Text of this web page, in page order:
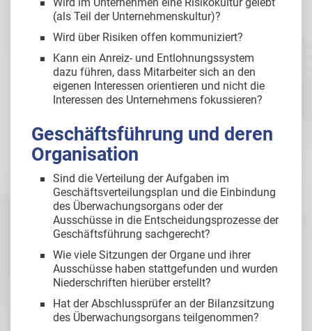
(als Teil der Unternehmenskultur)?
Wird über Risiken offen kommuniziert?
Kann ein Anreiz- und Entlohnungssystem
dazu führen, dass Mitarbeiter sich an den
eigenen Interessen orientieren und nicht die
Interessen des Unternehmens fokussieren?
Geschäftsführung und deren
Organisation
Sind die Verteilung der Aufgaben im
Geschäftsverteilungsplan und die Einbindung
des Überwachungsorgans oder der
Ausschüsse in die Entscheidungsprozesse der
Geschäftsführung sachgerecht?
Wie viele Sitzungen der Organe und ihrer
Ausschüsse haben stattgefunden und wurden
Niederschriften hierüber erstellt?
Hat der Abschlussprüfer an der Bilanzsitzung
des Überwachungsorgans teilgenommen?